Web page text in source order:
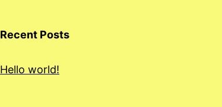
Recent Posts
Hello world!